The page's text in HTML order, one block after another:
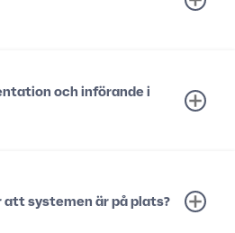
och införande i
systemen är på plats?